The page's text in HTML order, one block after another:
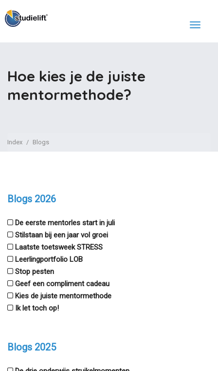
Hoe kies je de juiste
mentormethode?
Index Blogs
Blogs 2026
De eerste mentorles start in juli
Stilstaan bij een jaar vol groei
Laatste toetsweek STRESS
Leerlingportfolio LOB
Stop pesten
Geef een compliment cadeau
Kies de juiste mentormethode
Ik let toch op!
Blogs 2025